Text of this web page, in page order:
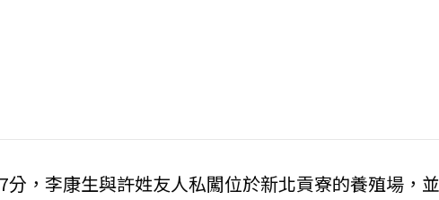
，李康生與許姓友人私闖位於新北貢寮的養殖場，